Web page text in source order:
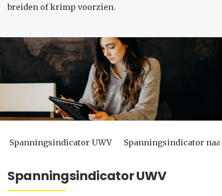
breiden of krimp voorzien.
Spanningsindicator UWV Spanningsindicator
Spanningsindicator UWV